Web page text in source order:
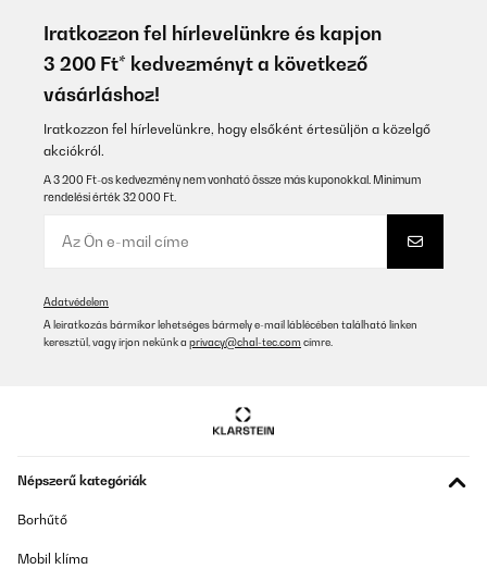
Iratkozzon fel hírlevelünkre és kapjon
3 200 Ft* kedvezményt a következő
vásárláshoz!
Iratkozzon fel hírlevelünkre, hogy elsőként értesüljön a közelgő
akciókról.
A 3 200 Ft-os kedvezmény nem vonható össze más kuponokkal. Minimum
rendelési érték 32 000 Ft.
Adatvédelem
A leiratkozás bármikor lehetséges bármely e-mail láblécében található linken
keresztül, vagy írjon nekünk a privacy@chal-tec.com címre.
Népszerű kategóriák
Borhűtő
Mobil klíma